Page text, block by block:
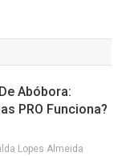
Abóbora:
PRO Funciona?
Lopes Almeida